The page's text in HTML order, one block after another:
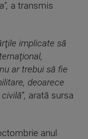
a transmis
implicate să
ar trebui să fie
deoarece
arată sursa
anul